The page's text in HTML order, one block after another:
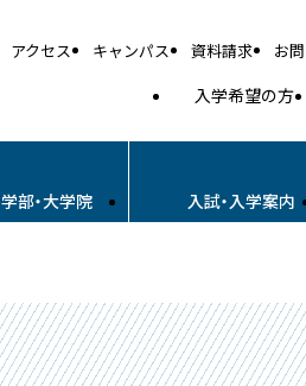
アクセス キャンパス 資料請求 お
入学希望の方
学部・大学院 入試・入学案内